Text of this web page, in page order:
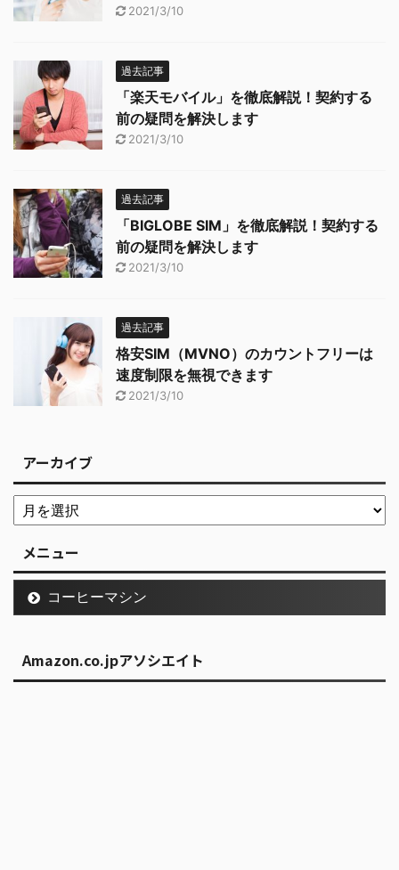
2021/3/10
過去記事
「楽天モバイル」を徹底解説！契約する
前の疑問を解決します
2021/3/10
過去記事
「BIGLOBE SIM」を徹底解説！契約する
前の疑問を解決します
2021/3/10
過去記事
格安SIM（MVNO）のカウントフリーは
速度制限を無視できます
2021/3/10
アーカイブ
メニュー
コーヒーマシン
Amazon.co.jpアソシエイト